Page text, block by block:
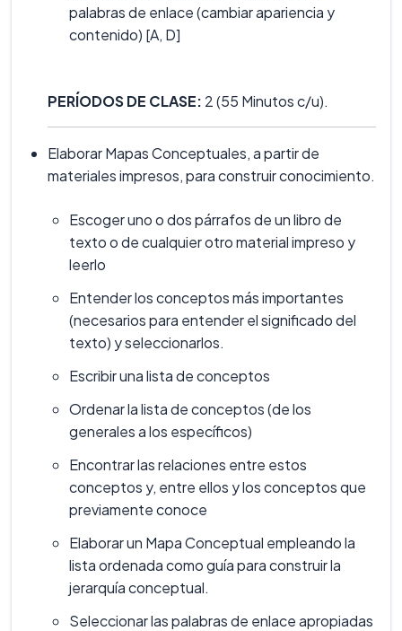
palabras de enlace (cambiar apariencia y
contenido) [A, D]
PERÍODOS DE CLASE: 2 (55 Minutos c/u).
Elaborar Mapas Conceptuales, a partir de
materiales impresos, para construir conocimiento.
Escoger uno o dos párrafos de un libro de
texto o de cualquier otro material impreso y
leerlo
Entender los conceptos más importantes
(necesarios para entender el significado del
texto) y seleccionarlos.
Escribir una lista de conceptos
Ordenar la lista de conceptos (de los
generales a los específicos)
Encontrar las relaciones entre estos
conceptos y, entre ellos y los conceptos que
previamente conoce
Elaborar un Mapa Conceptual empleando la
lista ordenada como guía para construir la
jerarquía conceptual.
Seleccionar las palabras de enlace apropiadas